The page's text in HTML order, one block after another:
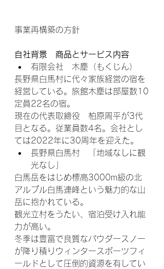
事業再構築の方針
自社背景　商品とサービス内容
有限会社　木塵（もくじん）
長野県白馬村に代々家族経営の宿を
経営している。旅館木塵は部屋数10
定員22名の宿。
現在の代表取締役　柏原周平が3代
目となる。従業員数4名。会社とし
ては2022年に30周年を迎えた。
長野県白馬村　「地域なしに観
光なし」
白馬岳をはじめ標高3000m級の北
アルプル白馬連峰という魅力的な山
岳に抱かれている。
観光立村をうたい、宿泊受け入れ能
力が高い。
冬季は豊富で良質なパウダースノー
が降り積りウィンタースポーツフィ
ールドとして圧倒的資源を有してい